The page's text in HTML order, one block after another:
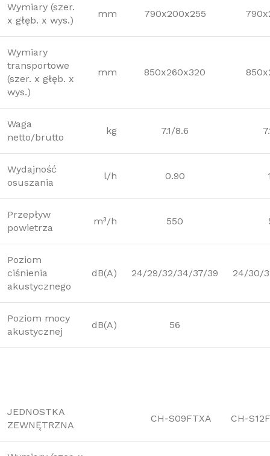
Wymiary (szer.
x głęb. x wys.)
mm 790x200x255
Wymiary
transportowe
(szer. x głęb. x
wys.)
mm 850x260x320
Waga
netto/brutto
kg 7.1/8.6
Wydajność
osuszania
l/h 0.90
Przepływ
powietrza
m³/h 550
Poziom
ciśnienia
akustycznego
dB(A) 24/29/32/34/37/39 24/30/
Poziom mocy
akustycznej
dB(A) 56
JEDNOSTKA
ZEWNĘTRZNA
CH-S09FTXA CH-